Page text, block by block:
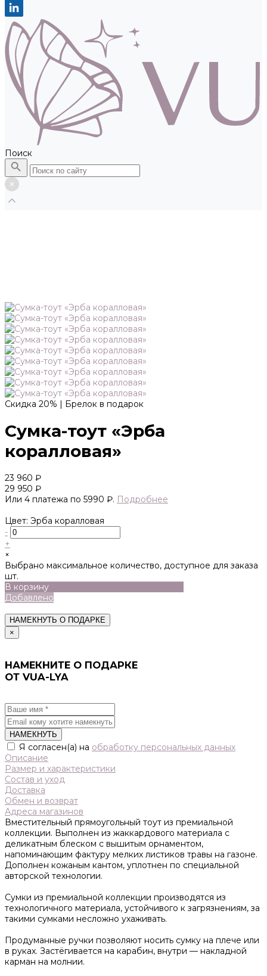
Поиск
Скидка 20% | Брелок в подарок
Сумка-тоут «Эрба
коралловая»
23 960 ₽
29 950 ₽
Или 4 платежа по 5990 ₽. Подробнее
Цвет: Эрба коралловая
-
+
×
Выбрано максимальное количество, доступное для заказа
шт.
В корзину
Добавлено
НАМЕКНУТЬ О ПОДАРКЕ
×
НАМЕКНИТЕ О ПОДАРКЕ
ОТ VUA-LYA
НАМЕКНУТЬ
Я согласен(а) на обработку персональных данных
Описание
Размер и характеристики
Состав и уход
Доставка
Обмен и возврат
Адреса магазинов
Вместительный прямоугольный тоут из премиальной
коллекции. Выполнен из жаккардового материала с
деликатным блеском с вышитым орнаментом,
напоминающим фактуру мелких листиков травы на газоне.
Дополнен кожаным кантом, уплотнен по специальной
авторской технологии.
Сумки из премиальной коллекции производятся из
технологичного материала, устойчивого к загрязнениям, за
такими сумками несложно ухаживать.
Продуманные ручки позволяют носить сумку на плече или
в руках. Застёгивается на карабин, внутри — накладной
карман на молнии.